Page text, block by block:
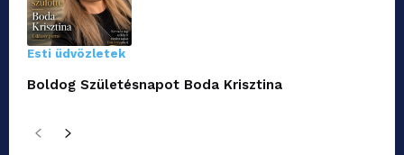
Esti üdvözletek
Boldog Születésnapot Boda Krisztina